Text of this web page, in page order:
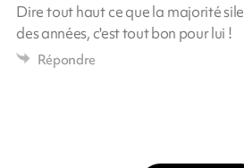
Dire tout haut ce que la majorité
des années, c'est tout bon pour lui !
Répondre